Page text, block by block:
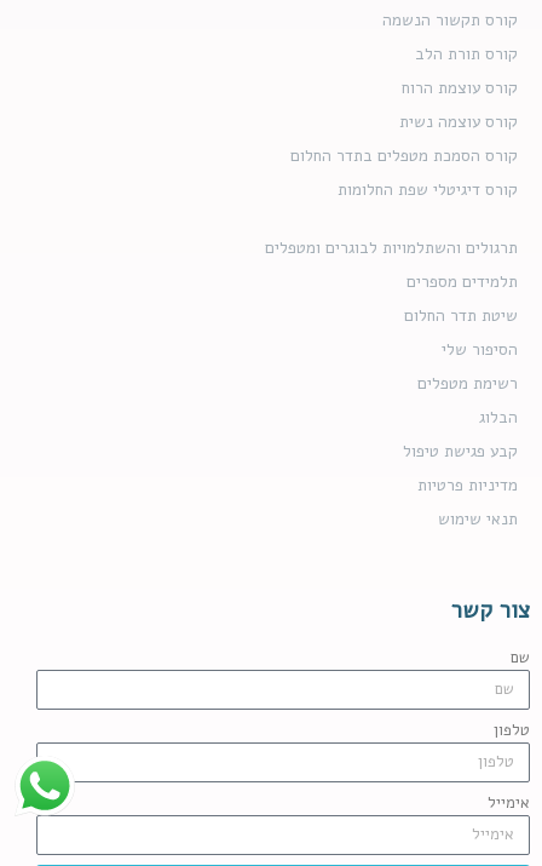
קורס תקשור הנשמה
קורס תורת הלב
קורס עוצמת הרוח
קורס עוצמה נשית
קורס הסמכת מטפלים בתדר החלום
קורס דיגיטלי שפת החלומות
תרגולים והשתלמויות לבוגרים ומטפלים
תלמידים מספרים
שיטת תדר החלום
הסיפור שלי
רשימת מטפלים
הבלוג
קבע פגישת טיפול
מדיניות פרטיות
תנאי שימוש
צור קשר
שם
טלפון
אימייל